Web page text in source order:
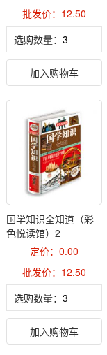
批发价：12.50
选购数量：
加入购物车
国学知识全知道（彩
色悦读馆）2
定价：0.00
批发价：12.50
选购数量：
加入购物车